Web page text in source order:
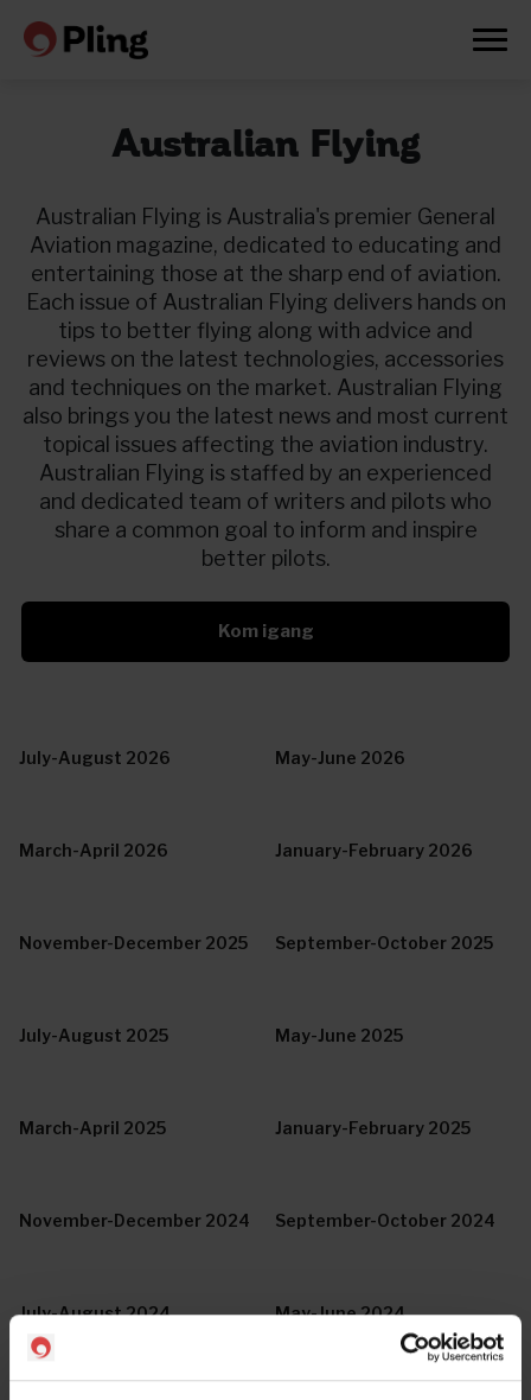
Prøv en måned gratis
Australian Flying
Australian Flying is Australia's premier General
Aviation magazine, dedicated to educating and
entertaining those at the sharp end of aviation.
Each issue of Australian Flying delivers hands on
tips to better flying along with advice and
reviews on the latest technologies, accessories
and techniques on the market. Australian Flying
also brings you the latest news and most current
topical issues affecting the aviation industry.
Australian Flying is staffed by an experienced
and dedicated team of writers and pilots who
share a common goal to inform and inspire
better pilots.
Kom igang
July-August 2026 May-June 2026
March-April 2026 January-February 2026
November-December 2025 September-October 2025
July-August 2025 May-June 2025
March-April 2025 January-February 2025
November-December 2024 September-October 2024
July-August 2024 May-June 2024